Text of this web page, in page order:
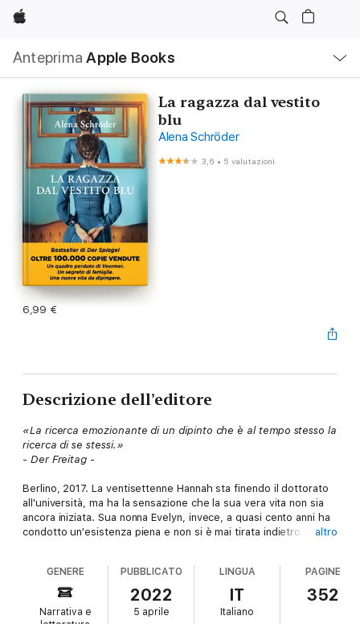
Apple
Anteprima Apple Books
locale
Apri
Menu
La ragazza dal vestito
blu
Alena Schröder
3,6 • 5 valutazioni
6,99 €
Descrizione dell’editore
«La ricerca emozionante di un dipinto che è al tempo stesso la
ricerca di se stessi.»
- Der Freitag -
Berlino, 2017. La ventisettenne Hannah sta finendo il dottorato
all'università, ma ha la sensazione che la sua vera vita non sia
ancora iniziata. Sua nonna Evelyn, invece, a quasi cento anni ha
condotto un'esistenza piena e non si è mai tirata indietro di
bene artistico trafugato durante il regime nazista e ora
perduto: un quadro di Vermeer raffigurante una ragazza vestita
di blu che ammira il crepuscolo alla finestra.
Dopo questa rivelazione, sono tanti gli interrogativi che si
altro
GENERE
Narrativa e
PUBBLICATO
2022
5 aprile
LINGUA
IT
Italiano
PAGINE
352